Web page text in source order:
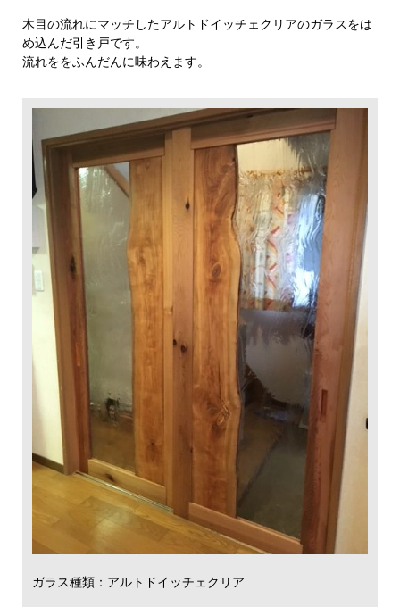
木目の流れにマッチしたアルトドイッチェクリアのガラスをは
め込んだ引き戸です。
流れををふんだんに味わえます。
ガラス種類：アルトドイッチェクリア